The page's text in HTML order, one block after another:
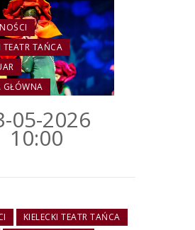
TEATR TAŃCA
GŁÓWNA
05-2026
10:00
KIELECKI TEATR TAŃCA